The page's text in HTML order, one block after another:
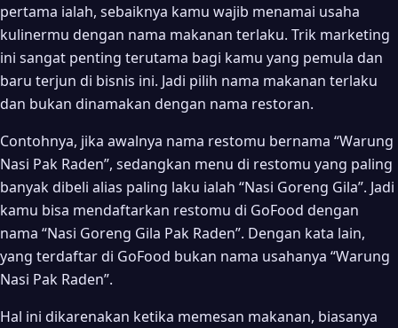
pertama ialah, sebaiknya kamu wajib menamai usaha
kulinermu dengan nama makanan terlaku. Trik marketing
ini sangat penting terutama bagi kamu yang pemula dan
baru terjun di bisnis ini. Jadi pilih nama makanan terlaku
dan bukan dinamakan dengan nama restoran.
Contohnya, jika awalnya nama restomu bernama “Warung
Nasi Pak Raden”, sedangkan menu di restomu yang paling
banyak dibeli alias paling laku ialah “Nasi Goreng Gila”. Jadi
kamu bisa mendaftarkan restomu di GoFood dengan
nama “Nasi Goreng Gila Pak Raden”. Dengan kata lain,
yang terdaftar di GoFood bukan nama usahanya “Warung
Nasi Pak Raden”.
Hal ini dikarenakan ketika memesan makanan, biasanya